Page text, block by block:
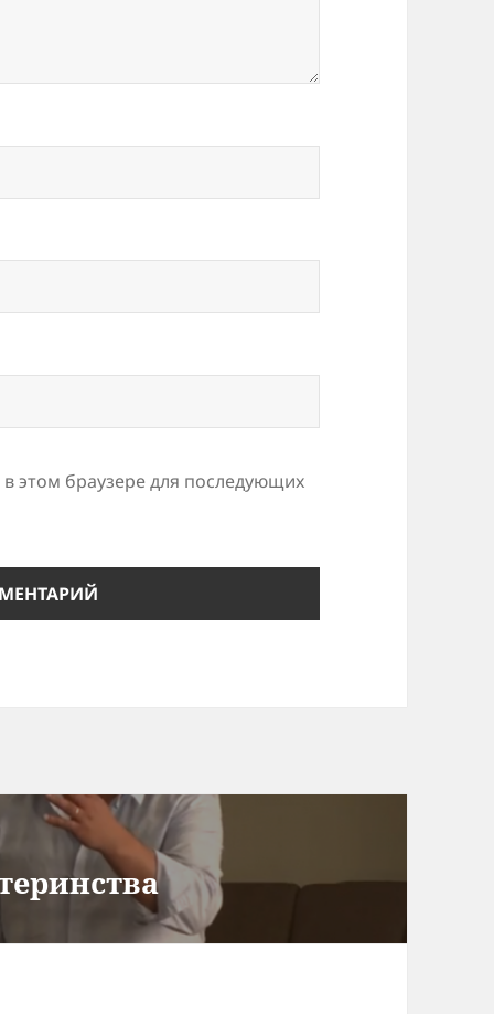
этом браузере для последующих